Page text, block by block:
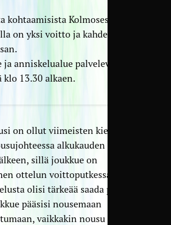
kohtaamisista Kolmosessa
on yksi voitto ja kahdesti on
anniskelualue palvelevat
13.30 alkaen.
on ollut viimeisten kierrosten
alkukauden pienen
sillä joukkue on
ottelun voittoputkessa.
olisi tärkeää saada pisteet
pääsisi nousemaan
vaikkakin nousu on